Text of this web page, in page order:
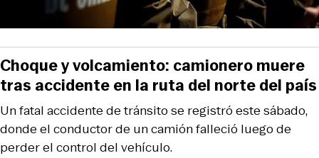
Un fatal accidente de tránsito se registró este sábado,
donde el conductor de un camión falleció luego de
perder el control del vehículo.
Choque y volcamiento: camionero muere
tras accidente en la ruta del norte del país